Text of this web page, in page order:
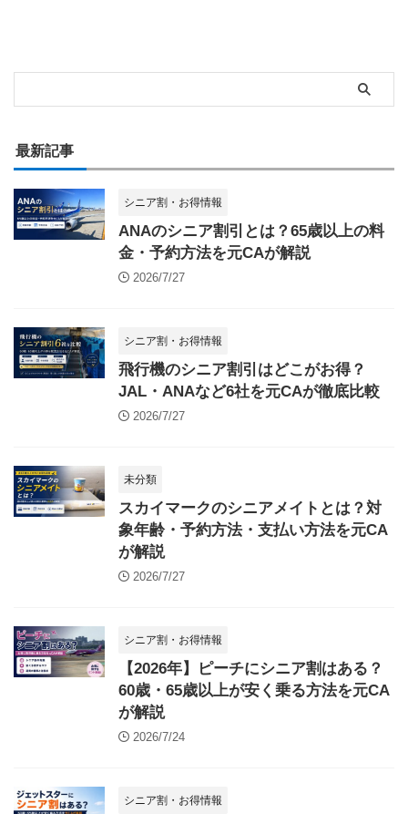
最新記事
シニア割・お得情報
ANAのシニア割引とは？65歳以上の料
金・予約方法を元CAが解説
2026/7/27
シニア割・お得情報
飛行機のシニア割引はどこがお得？
JAL・ANAなど6社を元CAが徹底比較
2026/7/27
未分類
スカイマークのシニアメイトとは？対
象年齢・予約方法・支払い方法を元CA
が解説
2026/7/27
シニア割・お得情報
【2026年】ピーチにシニア割はある？
60歳・65歳以上が安く乗る方法を元CA
が解説
2026/7/24
シニア割・お得情報